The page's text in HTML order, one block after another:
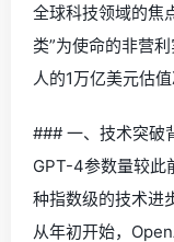
全球科技领域的焦
类”为使命的非营
人的1万亿美元估值
### 一、技术突破
GPT-4参数量较此
种指数级的技术进
从年初开始，